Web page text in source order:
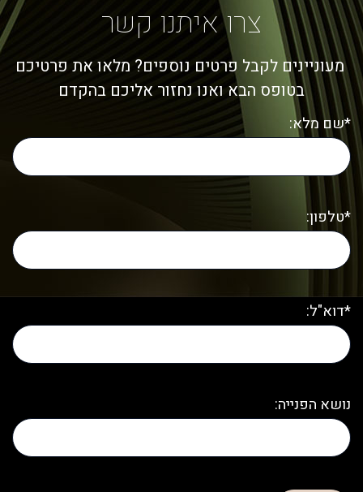
צרו איתנו קשר
מעוניינים לקבל פרטים נוספים? מלאו את פרטיכם
בטופס הבא ואנו נחזור אליכם בהקדם
*שם מלא:
*טלפון:
*דוא"ל:
נושא הפנייה: